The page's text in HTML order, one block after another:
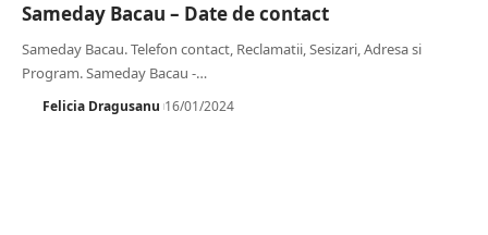
Sameday Bacau – Date de contact
Sameday Bacau. Telefon contact, Reclamatii, Sesizari, Adresa si
Program. Sameday Bacau -…
Felicia Dragusanu 16/01/2024